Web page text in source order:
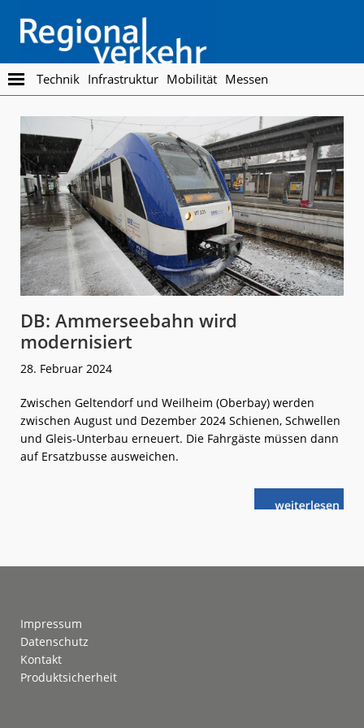
main
content
footer
Regionalverkehr
Die
Fachzeitschrift
Öffentlichen
Personennahverkehr
Technik Infrastruktur Mobilität Messen
DB: Ammerseebahn wird
modernisiert
28. Februar 2024
Zwischen Geltendorf und Weilheim (Oberbay) werden
zwischen August und Dezember 2024 Schienen, Schwellen
und Gleis-Unterbau erneuert. Die Fahrgäste müssen dann
auf Ersatzbusse ausweichen.
weiterlese
nDB:
Impressum
Datenschutz
Kontakt
Produktsicherheit